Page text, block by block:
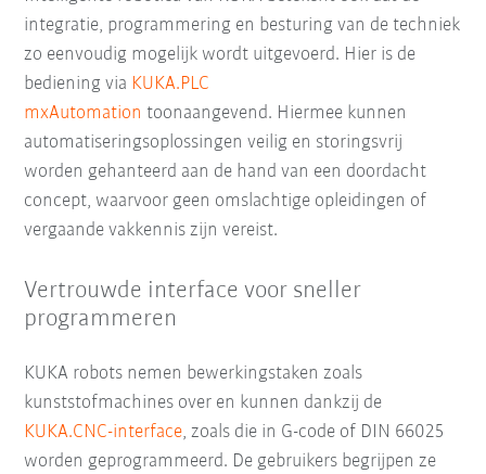
integratie, programmering en besturing van de techniek
zo eenvoudig mogelijk wordt uitgevoerd. Hier is de
bediening via KUKA.PLC
mxAutomation toonaangevend. Hiermee kunnen
automatiseringsoplossingen veilig en storingsvrij
worden gehanteerd aan de hand van een doordacht
concept, waarvoor geen omslachtige opleidingen of
vergaande vakkennis zijn vereist.
Vertrouwde interface voor sneller
programmeren
KUKA robots nemen bewerkingstaken zoals
kunststofmachines over en kunnen dankzij de
KUKA.CNC-interface, zoals die in G-code of DIN 66025
worden geprogrammeerd. De gebruikers begrijpen ze